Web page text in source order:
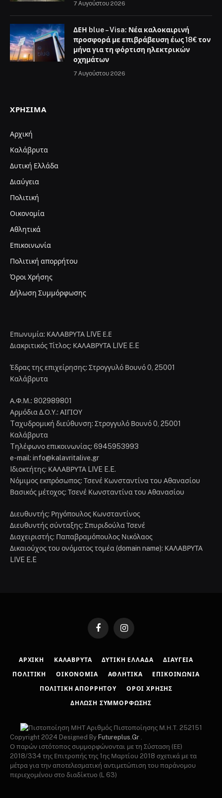
7 Αυγούστου 2026
ΔΕΗ blue – Visa: Νέα καλοκαιρινή
προσφορά με επιβράβευση έως 18€ τον
μήνα για τη φόρτιση ηλεκτρικών
οχημάτων
7 Αυγούστου 2026
ΧΡΉΣΙΜΑ
Αρχική
Καλάβρυτα
Δυτική Ελλάδα
Διαύγεια
Πολιτική
Οικονομία
Αθλητικά
Επικοινωνία
Πολιτική απορρήτου
Όροι Χρήσης
Δήλωση Συμμόρφωσης
Επωνυμία: ΚΑΛΑΒΡΥΤΑ LIVE Ε.Ε
Διακριτικός Τίτλος: ΚΑΛΑΒΡΥΤΑ LIVE E.E
Έδρας της επιχείρησης: Στρογγυλό Βουνό 0, 25001
Καλάβρυτα
Α.Φ.Μ.: 802989801
Αρμόδια Δ.Ο.Υ.: ΑΙΓΙΟΥ
Tαχυδρομική διεύθυνση: Στρογγυλό Βουνό 0, 25001
Καλάβρυτα
Tηλέφωνο επικοινωνίας: 6945953993
e-mail: info@kalavritalive.gr
Iδιοκτήτης: ΚΑΛΑΒΡΥΤΑ LIVE E.E.
Νόμιμος εκπρόσωπος: Τσενέ Κωνσταντίνα του Αθανασίου
Βασικός μέτοχος: Τσενέ Κωνσταντίνα του Αθανασίου
Διευθυντής: Ρηγόπουλος Κωνσταντίνος
Διευθυντής σύνταξης: Σπυριδούλα Τσενέ
Διαχειριστής: Παπαβραμόπουλος Νικόλαος
Δικαιούχος του ονόματος τομέα (domain name): ΚΑΛΑΒΡΥΤΑ
LIVE E.E
FacebookInstagram
ΑΡΧΙΚΉ ΚΑΛΆΒΡΥΤΑ ΔΥΤΙΚΉ ΕΛΛΆΔΑ ΔΙΑΎΓΕΙΑ
ΠΟΛΙΤΙΚΉ ΟΙΚΟΝΟΜΊΑ ΑΘΛΗΤΙΚΆ ΕΠΙΚΟΙΝΩΝΊΑ
ΠΟΛΙΤΙΚΉ ΑΠΟΡΡΉΤΟΥ ΌΡΟΙ ΧΡΉΣΗΣ
ΔΉΛΩΣΗ ΣΥΜΜΌΡΦΩΣΗΣ
Αριθμός Πιστοποίησης Μ.Η.Τ. 252151
Copyright 2024 Designed By Futureplus.Gr
Ο παρών ιστότοπος συμμορφώνονται με τη Σύσταση (ΕΕ)
2018/334 της Επιτροπής της 1ης Μαρτίου 2018 σχετικά με τα
μέτρα για την αποτελεσματική αντιμετώπιση του παράνομου
περιεχομένου στο διαδίκτυο (L 63)